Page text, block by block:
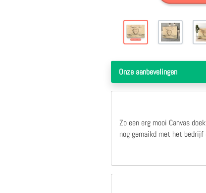
Onze aanbevelingen
Zo een erg mooi Canvas
nog gemaikd met het